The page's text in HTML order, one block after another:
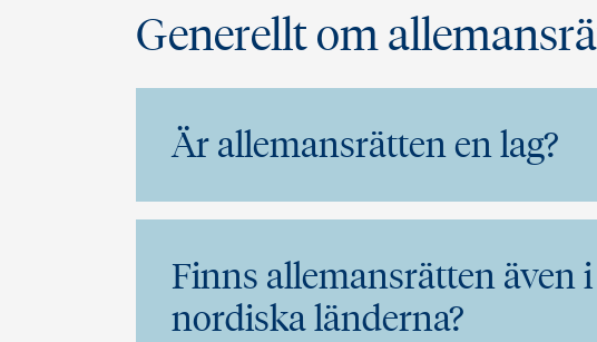
Generellt om
Är allemansrätten en lag?
Finns allemansrätten även
nordiska länderna?